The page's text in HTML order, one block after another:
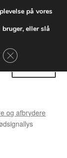
og afbrydere
på vores
eller slå
Close GDPR